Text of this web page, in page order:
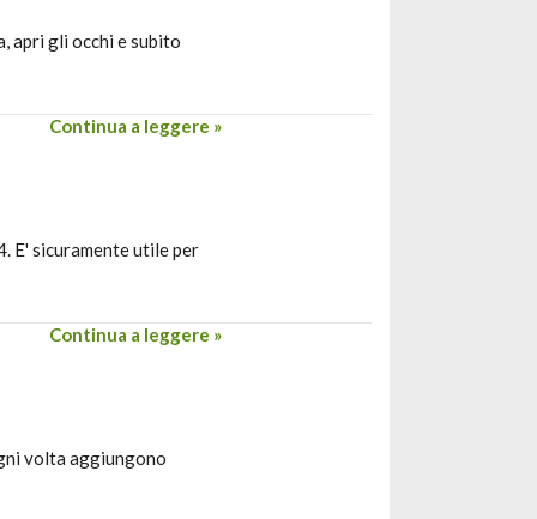
apri gli occhi e subito
Continua a leggere »
E' sicuramente utile per
Continua a leggere »
volta aggiungono